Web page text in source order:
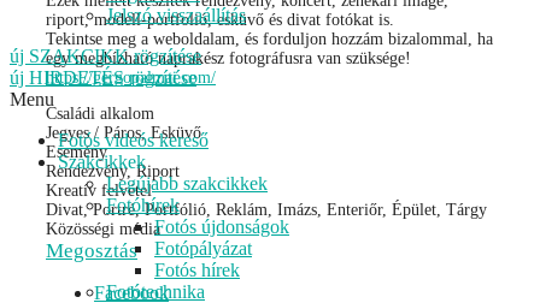
Jelszó visszaállítás
új SZAKCIKK rögzítése
új HIRDETÉS rögzítése
Menu
Fotós videós kereső
Szakcikkek
Legújabb szakcikkek
Fotóhírek
Fotós újdonságok
Fotópályázat
Fotós hírek
Fotótechnika
riport, modell-portfolió, esküvő és divat fotókat is.
Tekintse meg a weboldalam, és forduljon hozzám bizalommal, ha
egy megbízható naprakész fotográfusra van szüksége!
https://gergopalmai.com/
Családi alkalom
Jegyes / Páros, Esküvő
Esemény
Rendezvény, Riport
Kreatív felvétel
Divat, Portré, Portfólió, Reklám, Imázs, Enteriőr, Épület, Tárgy
Közösségi média
Megosztás
Facebook